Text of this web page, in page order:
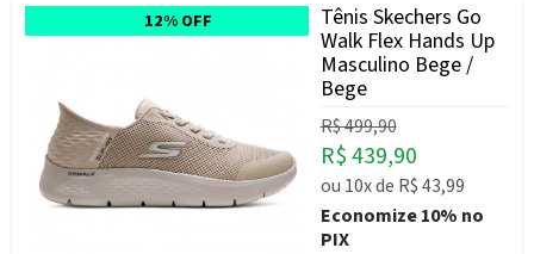
12% OFF
Tênis Skechers Go
Walk Flex Hands Up
Masculino Bege /
Bege
R$ 499,90
R$ 439,90
ou 10xde R$ 43,99
Economize10% no
PIX